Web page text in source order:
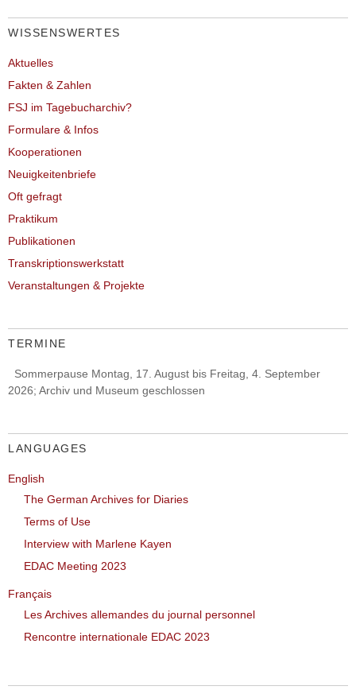
WISSENSWERTES
Aktuelles
Fakten & Zahlen
FSJ im Tagebucharchiv?
Formulare & Infos
Kooperationen
Neuigkeitenbriefe
Oft gefragt
Praktikum
Publikationen
Transkriptionswerkstatt
Veranstaltungen & Projekte
TERMINE
Sommerpause Montag, 17. August bis Freitag, 4. September
2026; Archiv und Museum geschlossen
LANGUAGES
English
The German Archives for Diaries
Terms of Use
Interview with Marlene Kayen
EDAC Meeting 2023
Français
Les Archives allemandes du journal personnel
Rencontre internationale EDAC 2023